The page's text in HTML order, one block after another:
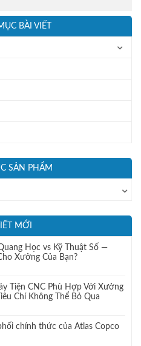
BÀI VIẾT
SẢN PHẨM
MỚI
Học vs Kỹ Thuật Số —
Xưởng Của Bạn?
Tiện CNC Phù Hợp Với Xưởng
Chí Không Thể Bỏ Qua
chính thức của Atlas Copco